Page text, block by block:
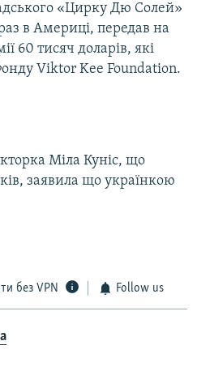
«Цирку Дю Солей»
в Америці, передав на
60 тисяч доларів, які
Viktor Kee Foundation.
Міла Куніс, що
заявила що українкою
без VPN Follow us